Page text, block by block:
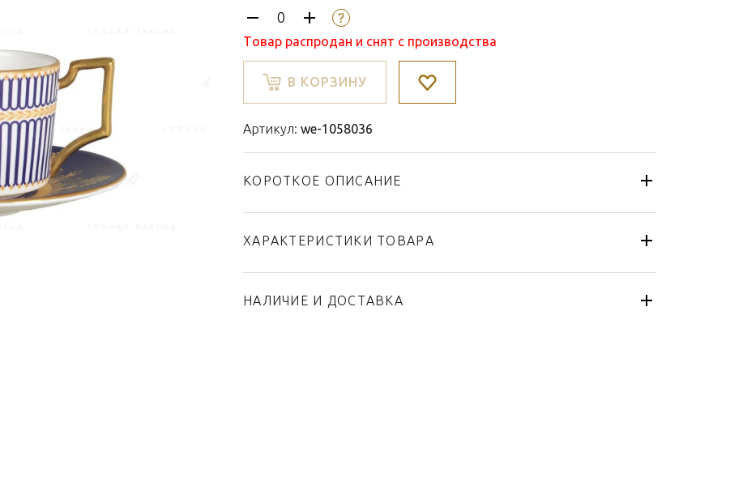
Товар распродан и снят с производства
В КОРЗИНУ
Артикул: we-1058036
КОРОТКОЕ ОПИСАНИЕ
ХАРАКТЕРИСТИКИ ТОВАРА
Коллекция
НАЛИЧИЕ И ДОСТАВКА